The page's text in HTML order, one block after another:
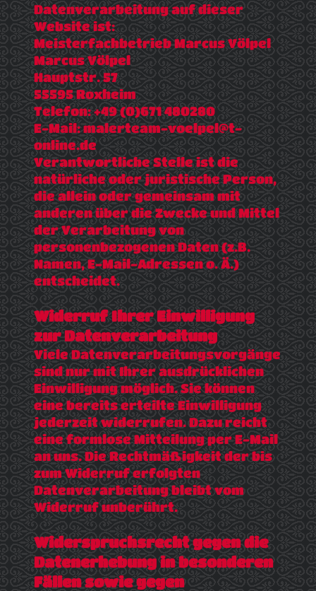
Datenverarbeitung auf dieser
Website ist:
Meisterfachbetrieb Marcus Völpel
Marcus Völpel
Hauptstr. 57
55595 Roxheim
Telefon: +49 (0)671 480280
E-Mail: malerteam-voelpel@t-
online.de
Verantwortliche Stelle ist die
natürliche oder juristische Person,
die allein oder gemeinsam mit
anderen über die Zwecke und Mittel
der Verarbeitung von
personenbezogenen Daten (z.B.
Namen, E-Mail-Adressen o. Ä.)
entscheidet.
Widerruf Ihrer Einwilligung
zur Datenverarbeitung
Viele Datenverarbeitungsvorgänge
sind nur mit Ihrer ausdrücklichen
Einwilligung möglich. Sie können
eine bereits erteilte Einwilligung
jederzeit widerrufen. Dazu reicht
eine formlose Mitteilung per E-Mail
an uns. Die Rechtmäßigkeit der bis
zum Widerruf erfolgten
Datenverarbeitung bleibt vom
Widerruf unberührt.
Widerspruchsrecht gegen die
Datenerhebung in besonderen
Fällen sowie gegen